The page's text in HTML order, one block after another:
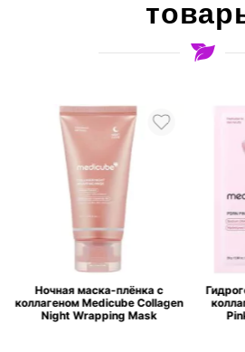
Гидрогелевая маска с PDRN и
коллагеном Medicube PDRN
Pink Collagen Gel Mask